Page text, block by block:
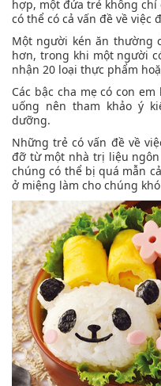
hợp, một đứa trẻ không
có thể có cả vấn đề về việc
Một người kén ăn thường
hơn, trong khi một người
nhận 20 loại thực phẩm
Các bậc cha mẹ có con
uống nên tham khảo ý
dưỡng.
Những trẻ có vấn đề về
đỡ từ một nhà trị liệu
chúng có thể bị quá mẫn
ở miệng làm cho chúng